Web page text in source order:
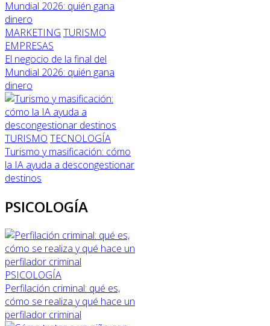
MARKETING TURISMO
EMPRESAS
El negocio de la final del
Mundial 2026: quién gana
dinero
TURISMO TECNOLOGÍA
Turismo y masificación: cómo
la IA ayuda a descongestionar
destinos
PSICOLOGÍA
PSICOLOGÍA
Perfilación criminal: qué es,
cómo se realiza y qué hace un
perfilador criminal